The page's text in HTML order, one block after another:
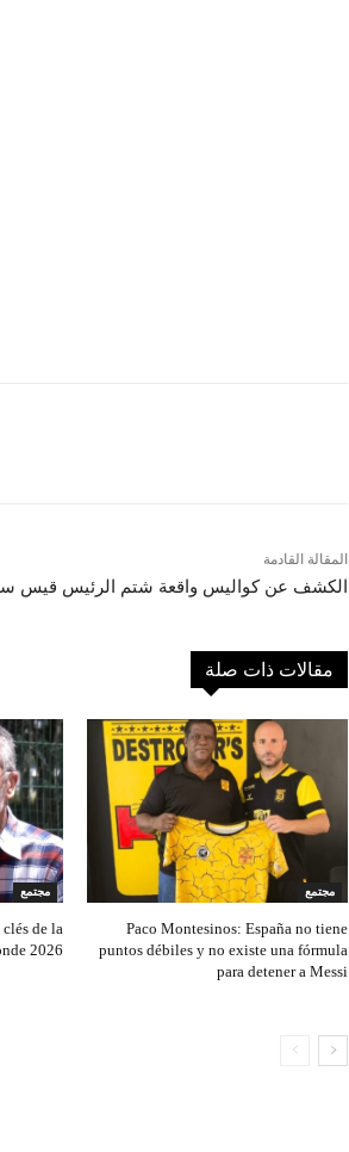
المقالة القادمة
الكشف عن كواليس واقعة شتم الرئيس قيس
مقالات ذات صلة
مجتمع
de la
2026
مجتمع
Paco Montesinos: España no tiene
puntos débiles y no existe una fórmula
para detener a Messi